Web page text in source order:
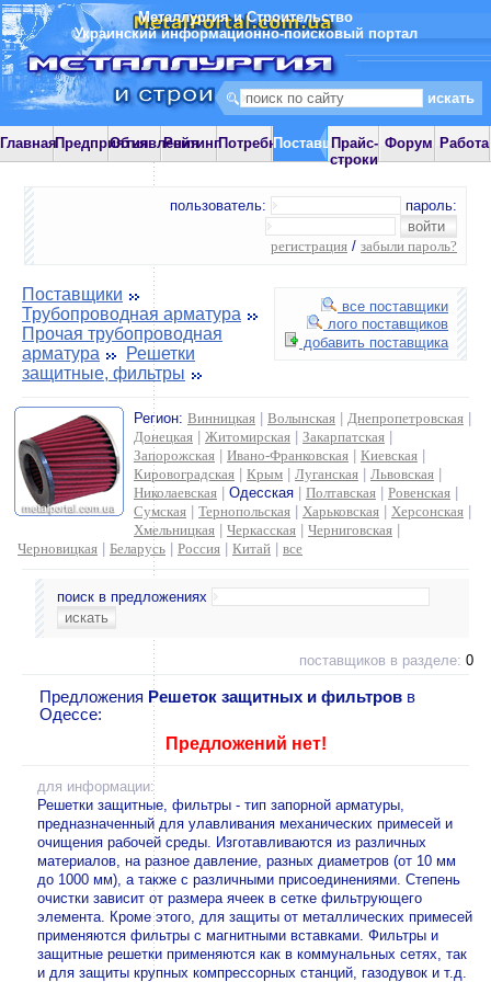
Металлургия и Строительство
Украинский информационно-поисковый портал
ГлавнаяПредприятияОбъявления
РейтингПотребностиПоставщики
Прайс-
строки
Форум Работа
пользователь: пароль:
регистрация / забыли пароль?
все поставщики
лого поставщиков
добавить поставщика
Поставщики
Трубопроводная арматура
Прочая трубопроводная
арматура
Решетки
защитные, фильтры
Регион: Винницкая Волынская Днепропетровская
Донецкая
Житомирская Закарпатская
Запорожская
Ивано-Франковская Киевская
Кировоградская
Крым Луганская Львовская
Николаевская
Одесская Полтавская Ровенская
Сумская
Тернопольская Харьковская Херсонская
Хмельницкая
Черкасская Черниговская
Черновицкая
Беларусь Россия Китай все
поиск в предложениях
поставщиков в разделе: 0
Предложения Решеток защитных и фильтров в
Одессе:
Предложений нет!
для информации:
Решетки защитные, фильтры - тип запорной арматуры,
предназначенный для улавливания механических примесей и
очищения рабочей среды. Изготавливаются из различных
материалов, на разное давление, разных диаметров (от 10 мм
до 1000 мм), а также с различными присоединениями. Степень
очистки зависит от размера ячеек в сетке фильтрующего
элемента. Кроме этого, для защиты от металлических примесей
применяются фильтры с магнитными вставками. Фильтры и
защитные решетки применяются как в коммунальных сетях, так
и для защиты крупных компрессорных станций, газодувок и т.д.